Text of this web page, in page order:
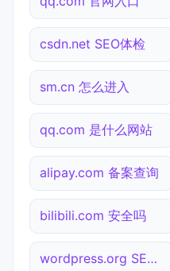
csdn.net SEO体检
sm.cn 怎么进入
qq.com 是什么网站
alipay.com 备案查询
bilibili.com 安全吗
wordpress.org SEO体检